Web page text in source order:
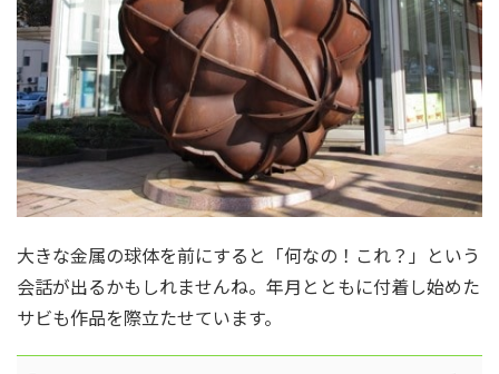
大きな金属の球体を前にすると「何なの！これ？」という
会話が出るかもしれませんね。年月とともに付着し始めた
サビも作品を際立たせています。